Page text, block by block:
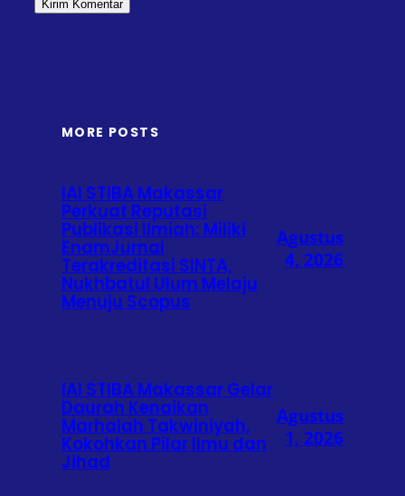
MORE POSTS
IAI STIBA Makassar
Perkuat Reputasi
Publikasi Ilmiah: Miliki
EnamJurnal
Terakreditasi SINTA,
Nukhbatul Ulum Melaju
Menuju Scopus
Agustus
4, 2026
IAI STIBA Makassar Gelar
Daurah Kenaikan
Marhalah Takwiniyah,
Kokohkan Pilar Ilmu dan
Jihad
Agustus
1, 2026